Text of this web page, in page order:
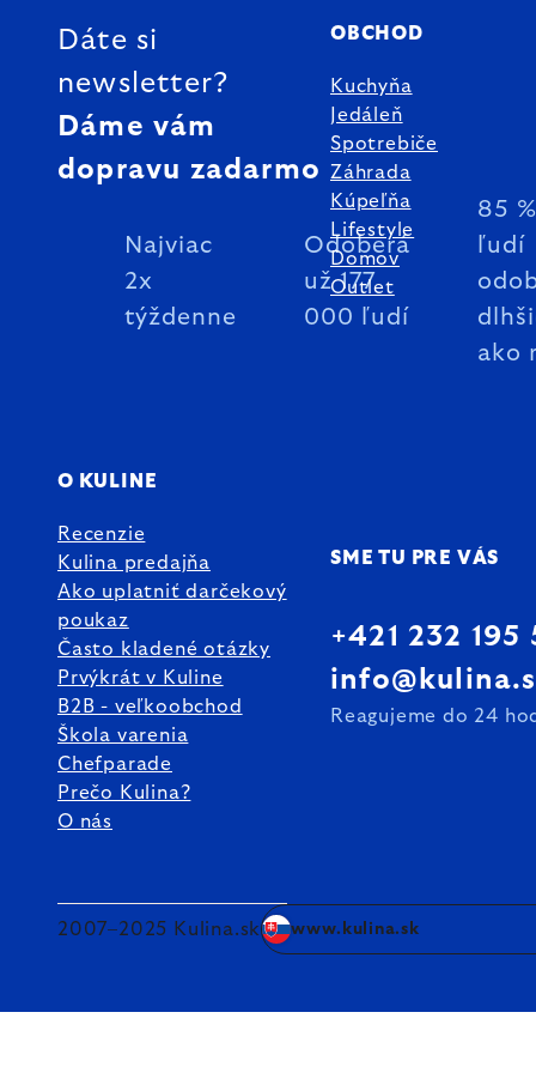
Dáte si
newsletter?
Dáme vám
dopravu zadarmo
Najviac
2x
týždenne
Odoberá
už 177
000 ľudí
85 %
ľudí
ako
OBCHOD
Kuchyňa
Jedáleň
Spotrebiče
Záhrada
Kúpeľňa
Lifestyle
Domov
Outlet
O KULINE
Recenzie
Kulina predajňa
Ako uplatniť darčekový
poukaz
Často kladené otázky
Prvýkrát v Kuline
B2B - veľkoobchod
Škola varenia
Chefparade
Prečo Kulina?
O nás
SME TU PRE VÁS
+421 232 195
Reagujeme do 24
2007–2025 Kulina.sk www.kulina.sk